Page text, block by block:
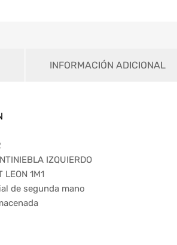
INFORMACIÓN ADICIONAL
IZQUIERDO
LEON 1M1
de segunda mano